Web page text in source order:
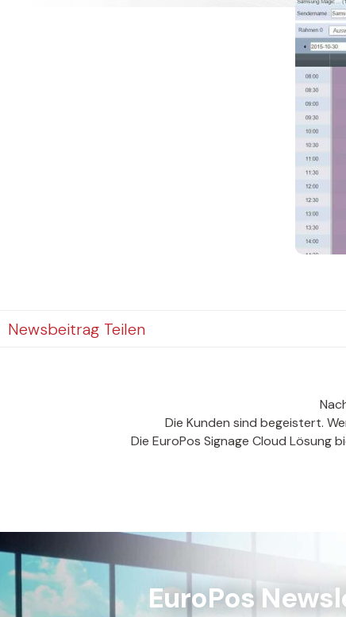
Newsbeitrag Teilen
Die Kunden sind begeistert.
Die EuroPos Signage Cloud Lösung
EuroPos